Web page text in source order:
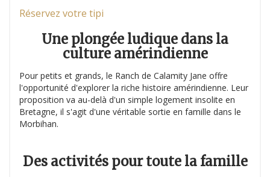
Réservez votre tipi
Une plongée ludique dans la
culture amérindienne
Pour petits et grands, le Ranch de Calamity Jane offre
l'opportunité d'explorer la riche histoire amérindienne. Leur
proposition va au-delà d'un simple logement insolite en
Bretagne, il s'agit d'une véritable sortie en famille dans le
Morbihan.
Des activités pour toute la famille